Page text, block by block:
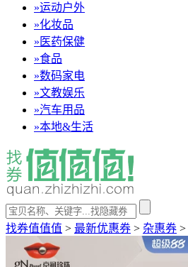
»运动户外
»化妆品
» 医药保健
»食品
»数码家电
»文教娱乐
»汽车用品
»本地&生活
找券值值值 > 最新优惠券 > 杂惠券 >